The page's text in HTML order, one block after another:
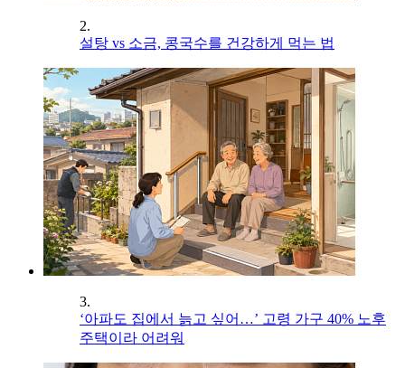
2.
설탕 vs 소금, 콩국수를 건강하게 먹는 법
3.
‘아파도 집에서 늙고 싶어…’ 고령 가구 40% 노후
주택이라 어려워